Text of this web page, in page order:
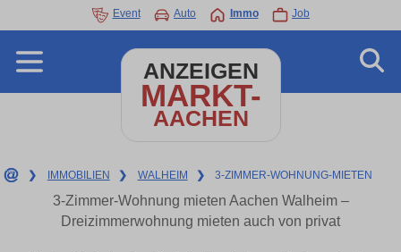
Event Auto Immo Job
ANZEIGEN
MARKT-
AACHEN
❯ IMMOBILIEN ❯ WALHEIM ❯ 3-ZIMMER-WOHNUNG-MIETEN
3-Zimmer-Wohnung mieten Aachen Walheim –
Dreizimmerwohnung mieten auch von privat